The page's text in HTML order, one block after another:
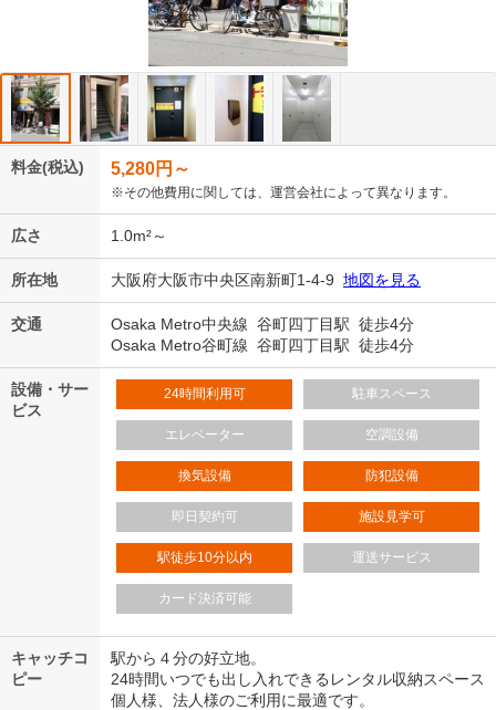
料金(税込) 5,280円～
※その他費用に関しては、運営会社によって異なります。
広さ 1.0m²～
所在地 大阪府大阪市中央区南新町1-4-9 地図を見る
交通
Osaka Metro中央線 谷町四丁目駅 徒歩4分
Osaka Metro谷町線 谷町四丁目駅 徒歩4分
設備・サー
ビス
24時間利用可 駐車スペース
エレベーター 空調設備
換気設備 防犯設備
即日契約可 施設見学可
駅徒歩10分以内 運送サービス
カード決済可能
キャッチコ
ピー
駅から４分の好立地。
24時間いつでも出し入れできるレンタル収納スペース
個人様、法人様のご利用に最適です。